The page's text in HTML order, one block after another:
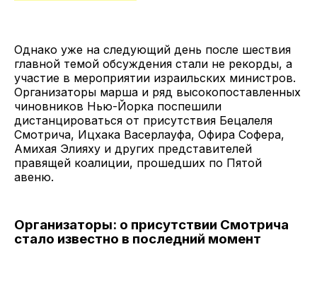
Однако уже на следующий день после шествия
главной темой обсуждения стали не рекорды, а
участие в мероприятии израильских министров.
Организаторы марша и ряд высокопоставленных
чиновников Нью-Йорка поспешили
дистанцироваться от присутствия Бецалеля
Смотрича, Ицхака Васерлауфа, Офира Софера,
Амихая Элияху и других представителей
правящей коалиции, прошедших по Пятой
авеню.
Организаторы: о присутствии Смотрича
стало известно в последний момент